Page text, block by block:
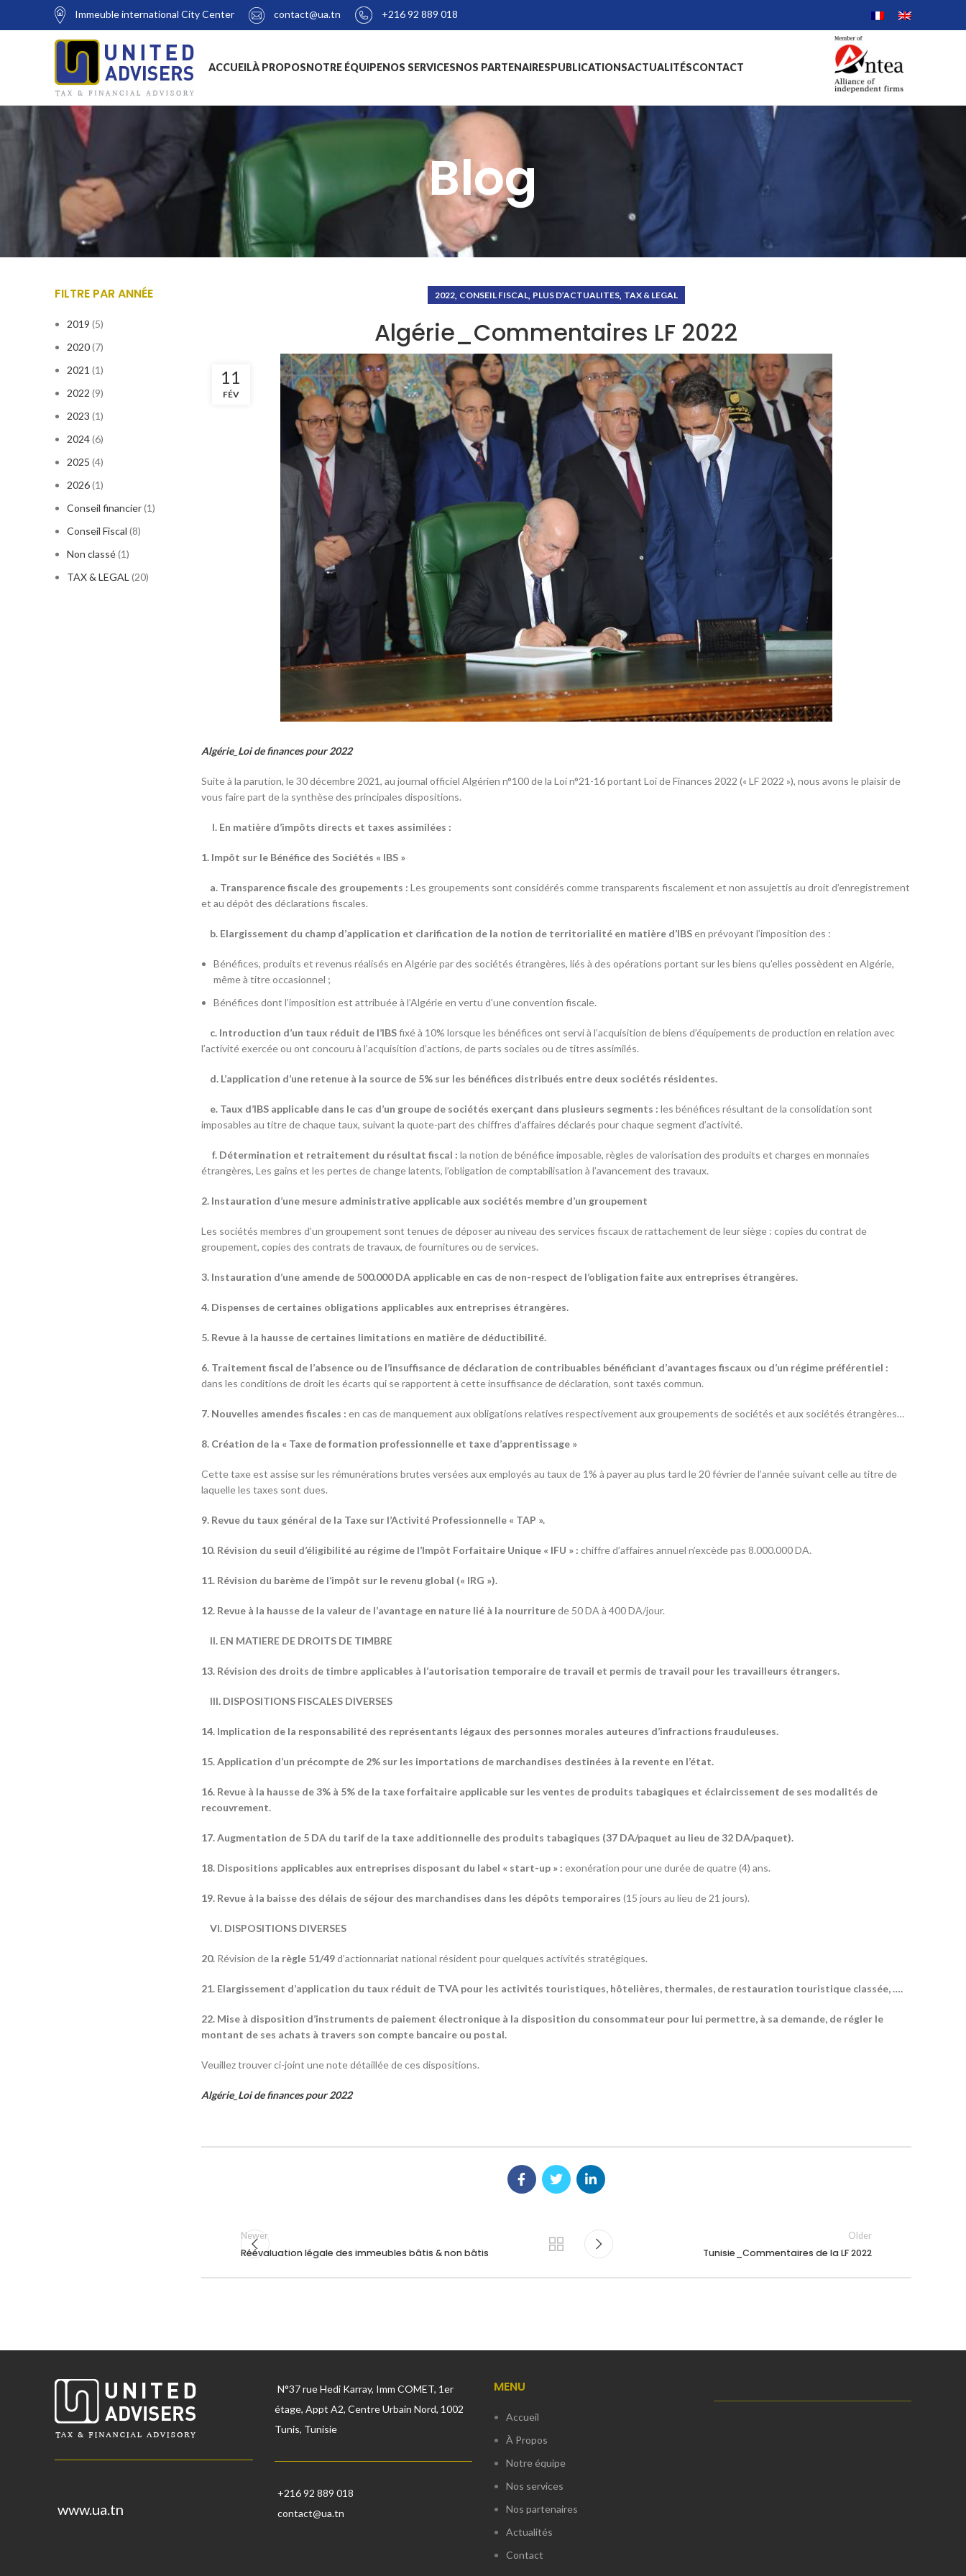
Immeuble international City Center contact@ua.tn +216 92 889 018
ACCUEILÀ PROPOSNOTRE ÉQUIPENOS SERVICESNOS PARTENAIRESPUBLICATIONSACTUALITÉSCONTACT
Blog
2022, CONSEIL FISCAL, PLUS D’ACTUALITES, TAX & LEGAL
Algérie_Commentaires LF 2022
11
FÉV
Algérie_Loi de finances pour 2022
Suite à la parution, le 30 décembre 2021, au journal officiel Algérien n°100 de la Loi n°21-16 portant Loi de Finances 2022 (« LF 2022 »), nous avons le plaisir de
vous faire part de la synthèse des principales dispositions.
I. En matière d’impôts directs et taxes assimilées :
1. Impôt sur le Bénéfice des Sociétés « IBS »
a. Transparence fiscale des groupements : Les groupements sont considérés comme transparents fiscalement et non assujettis au droit d’enregistrement
et au dépôt des déclarations fiscales.
b. Elargissement du champ d’application et clarification de la notion de territorialité en matière d’IBSen prévoyant l’imposition des :
Bénéfices, produits et revenus réalisés en Algérie par des sociétés étrangères, liés à des opérations portant sur les biens qu’elles possèdent en Algérie,
même à titre occasionnel ;
Bénéfices dont l’imposition est attribuée à l’Algérie en vertu d’une convention fiscale.
c. Introduction d’un taux réduit de l’IBSfixé à 10% lorsque les bénéfices ont servi à l’acquisition de biens d’équipements de production en relation avec
l’activité exercée ou ont concouru à l’acquisition d’actions, de parts sociales ou de titres assimilés.
d. L’application d’une retenue à la source de 5% sur les bénéfices distribués entre deux sociétés résidentes.
e. Taux d’IBS applicable dans le cas d’un groupe de sociétés exerçant dans plusieurs segments : les bénéfices résultant de la consolidation sont
imposables au titre de chaque taux, suivant la quote-part des chiffres d’affaires déclarés pour chaque segment d’activité.
f. Détermination et retraitement du résultat fiscal : la notion de bénéfice imposable, règles de valorisation des produits et charges en monnaies
étrangères, Les gains et les pertes de change latents, l’obligation de comptabilisation à l’avancement des travaux.
2. Instauration d’une mesure administrative applicable aux sociétés membre d’un groupement
Les sociétés membres d’un groupement sont tenues de déposer au niveau des services fiscaux de rattachement de leur siège : copies du contrat de
groupement, copies des contrats de travaux, de fournitures ou de services.
3. Instauration d’une amende de 500.000 DA applicable en cas de non-respect de l’obligation faite aux entreprises étrangères.
4. Dispenses de certaines obligations applicables aux entreprises étrangères.
5. Revue à la hausse de certaines limitations en matière de déductibilité.
6. Traitement fiscal de l’absence ou de l’insuffisance de déclaration de contribuables bénéficiant d’avantages fiscaux ou d’un régime préférentiel :
dans les conditions de droit les écarts qui se rapportent à cette insuffisance de déclaration, sont taxés commun.
7. Nouvelles amendes fiscales : en cas de manquement aux obligations relatives respectivement aux groupements de sociétés et aux sociétés étrangères…
8. Création de la « Taxe de formation professionnelle et taxe d’apprentissage »
Cette taxe est assise sur les rémunérations brutes versées aux employés au taux de 1% à payer au plus tard le 20 février de l’année suivant celle au titre de
laquelle les taxes sont dues.
9. Revue du taux général de la Taxe sur l’Activité Professionnelle « TAP ».
10. Révision du seuil d’éligibilité au régime de l’Impôt Forfaitaire Unique « IFU » : chiffre d’affaires annuel n’excède pas 8.000.000 DA.
11. Révision du barème de l’impôt sur le revenu global (« IRG »).
12. Revue à la hausse de la valeur de l’avantage en nature lié à la nourriturede 50 DA à 400 DA/jour.
II. EN MATIERE DE DROITS DE TIMBRE
13. Révision des droits de timbre applicables à l’autorisation temporaire de travail et permis de travail pour les travailleurs étrangers.
III. DISPOSITIONS FISCALES DIVERSES
14. Implication de la responsabilité des représentants légaux des personnes morales auteures d’infractions frauduleuses.
15. Application d’un précompte de 2% sur les importations de marchandises destinées à la revente en l’état.
16. Revue à la hausse de 3% à 5% de la taxe forfaitaire applicable sur les ventes de produits tabagiques et éclaircissement de ses modalités de
recouvrement.
17. Augmentation de 5 DA du tarif de la taxe additionnelle des produits tabagiques (37 DA/paquet au lieu de 32 DA/paquet).
18. Dispositions applicables aux entreprises disposant du label « start-up » : exonération pour une durée de quatre (4) ans.
19. Revue à la baisse des délais de séjour des marchandises dans les dépôts temporaires (15 jours au lieu de 21 jours).
VI. DISPOSITIONS DIVERSES
20.Révision dela règle 51/49d’actionnariat national résident pour quelques activités stratégiques.
21. Elargissement d’application du taux réduit de TVA pour les activités touristiques, hôtelières, thermales, de restauration touristique classée, ….
22. Mise à disposition d’instruments de paiement électronique à la disposition du consommateur pour lui permettre, à sa demande, de régler le
montant de ses achats à travers son compte bancaire ou postal.
Veuillez trouver ci-joint une note détaillée de ces dispositions.
Algérie_Loi de finances pour 2022
Newer
Réévaluation légale des immeubles bâtis & non bâtis
Older
Tunisie_Commentaires de la LF 2022
FILTRE PAR ANNÉE
2019 (5)
2020(7)
2021 (1)
2022 (9)
2023 (1)
2024(6)
2025 (4)
2026(1)
Conseil financier(1)
Conseil Fiscal (8)
Non classé(1)
TAX & LEGAL (20)
www.ua.tn
N°37 rue Hedi Karray, Imm COMET, 1er
étage, Appt A2, Centre Urbain Nord, 1002
Tunis, Tunisie
+216 92 889 018
contact@ua.tn
MENU
Accueil
À Propos
Notre équipe
Nos services
Nos partenaires
Actualités
Contact